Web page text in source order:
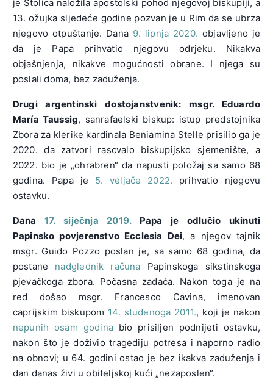
je Stolica naložila apostolski pohod njegovoj biskupiji, a
13. ožujka sljedeće godine pozvan je u Rim da se ubrza
njegovo otpuštanje. Dana 9. lipnja 2020. objavljeno je
da je Papa prihvatio njegovu odrjeku. Nikakva
objašnjenja, nikakve mogućnosti obrane. I njega su
poslali doma, bez zaduženja.
Drugi argentinski dostojanstvenik: msgr. Eduardo
María Taussig, sanrafaelski biskup: istup predstojnika
Zbora za klerike kardinala Beniamina Stelle prisilio ga je
2020. da zatvori rascvalo biskupijsko sjemenište, a
2022. bio je „ohrabren“ da napusti položaj sa samo 68
godina. Papa je 5. veljače 2022. prihvatio njegovu
ostavku.
Dana17. siječnja 2019.Papa je odlučio ukinuti
Papinsko povjerenstvo Ecclesia Dei, a njegov tajnik
msgr. Guido Pozzo poslan je, sa samo 68 godina, da
postane nadglednik računa Papinskoga sikstinskoga
pjevačkoga zbora. Počasna zadaća. Nakon toga je na
red došao msgr. Francesco Cavina, imenovan
caprijskim biskupom 14. studenoga 2011., koji je nakon
nepunih osam godinabio prisiljen podnijeti ostavku,
nakon što je doživio tragediju potresa i naporno radio
na obnovi; u 64. godini ostao je bez ikakva zaduženja i
dan danas živi u obiteljskoj kući „nezaposlen“.